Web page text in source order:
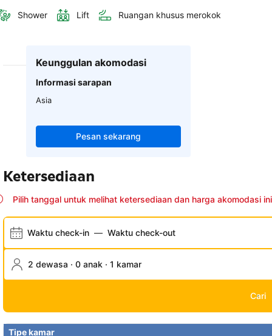
Shower Lift Ruangan khusus merokok
Keunggulan akomodasi
Informasi sarapan
Asia
Pesan sekarang
Ketersediaan
Pilih tanggal untuk melihat ketersediaan dan harga akomodasi ini
Waktu check-in — Waktu check-out
2 dewasa · 0 anak · 1 kamar
Cari
Tipe kamar